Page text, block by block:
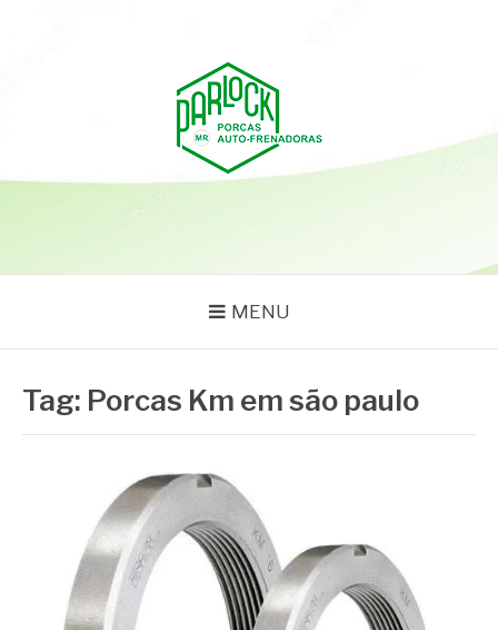
MENU
Tag: Porcas Km em são paulo